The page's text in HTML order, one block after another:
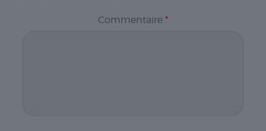
Commentaire *